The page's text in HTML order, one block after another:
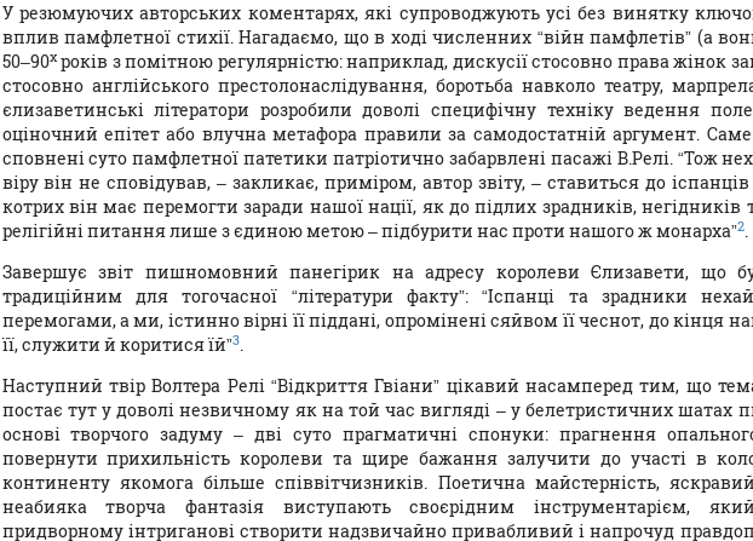
У резюмуючих авторських коментарях, які супроводжують усі без винятку
вплив памфлетної стихії. Нагадаємо, що в ході численних “війн памфлетів” (а
50–90хроків з помітною регулярністю: наприклад, дискусії стосовно права жінок
стосовно англійського престолонаслідування, боротьба навколо театру,
єлизаветинські літератори розробили доволі специфічну техніку ведення
оціночний епітет або влучна метафора правили за самодостатній аргумент.
сповнені суто памфлетної патетики патріотично забарвлені пасажі В.Релі. “Тож
віру він не сповідував, – закликає, приміром, автор звіту, – ставиться до
котрих він має перемогти заради нашої нації, як до підлих зрадників, негідників
релігійні питання лише з єдиною метою – підбурити нас проти нашого ж монарха”2.
Завершує звіт пишномовний панегірик на адресу королеви Єлизавети, що
традиційним для тогочасної “літератури факту”: “Іспанці та зрадники
перемогами, а ми, істинно вірні її піддані, опромінені сяйвом її чеснот, до кінця
її, служити й коритися їй”3.
Наступний твір Волтера Релі “Відкриття Гвіани” цікавий насамперед тим, що
постає тут у доволі незвичному як на той час вигляді – у белетристичних шатах
основі творчого задуму – дві суто прагматичні спонуки: прагнення
повернути прихильність королеви та щире бажання залучити до участі в
континенту якомога більше співвітчизників. Поетична майстерність,
неабияка творча фантазія виступають своєрідним інструментарієм,
придворному інтриганові створити надзвичайно привабливий і напрочуд